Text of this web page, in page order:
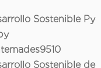
Sostenible Py
Sostenible de